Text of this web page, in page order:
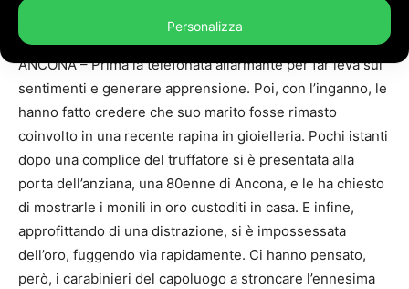
By 173
ANCONA – Prima la telefonata allarmante per far leva sui
sentimenti e generare apprensione. Poi, con l’inganno, le
hanno fatto credere che suo marito fosse rimasto
coinvolto in una recente rapina in gioielleria. Pochi istanti
dopo una complice del truffatore si è presentata alla
porta dell’anziana, una 80enne di Ancona, e le ha chiesto
di mostrarle i monili in oro custoditi in casa. E infine,
approfittando di una distrazione, si è impossessata
dell’oro, fuggendo via rapidamente. Ci hanno pensato,
però, i carabinieri del capoluogo a stroncare l’ennesima
Personalizza